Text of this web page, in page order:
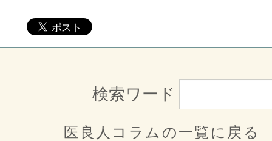
検索ワード
医良人コラムの一覧に戻る